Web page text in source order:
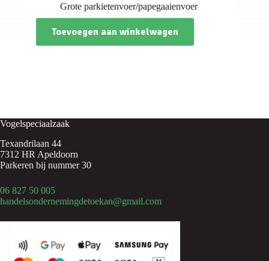
Grote parkietenvoer/papegaaienvoer
Toevoegen aan winkelwagen
Vogelspeciaalzaak
Texandrilaan 44
7312 HR Apeldoorn
Parkeren bij nummer 30
06 827 50 005
handelsondernemingdetoekan@gmail.com